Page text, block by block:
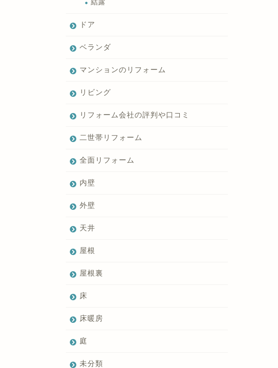
結露
ドア
ベランダ
マンションのリフォーム
リビング
リフォーム会社の評判や口コミ
二世帯リフォーム
全面リフォーム
内壁
外壁
天井
屋根
屋根裏
床
床暖房
庭
未分類